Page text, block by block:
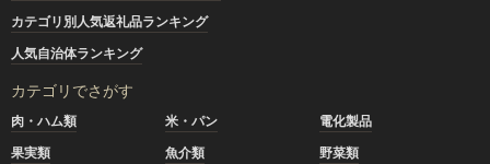
カテゴリ別人気返礼品ランキング
人気自治体ランキング
カテゴリでさがす
肉・ハム類 米・パン
電化製品
果実類
魚介類
野菜類